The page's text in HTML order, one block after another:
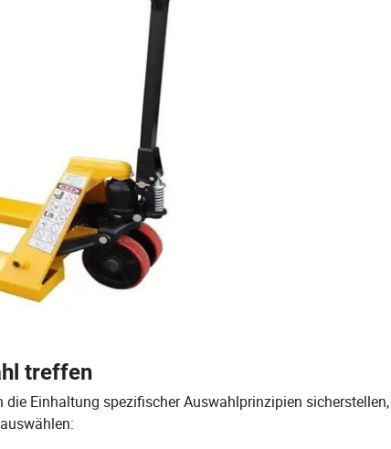
treffen
Einhaltung spezifischer Auswahlprinzipien sicherstellen,